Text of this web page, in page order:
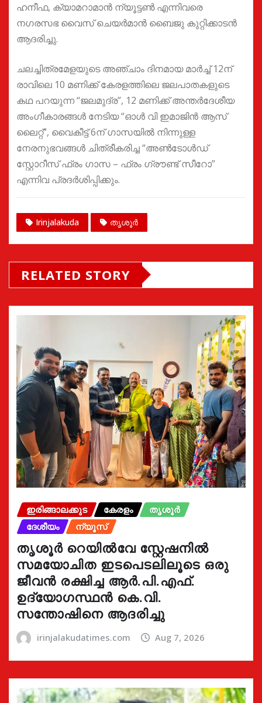
ഹനീഫ, ക്യാമറാമാൻ ന്യൂട്ടൺ എന്നിവരെ
നഗരസഭ വൈസ് ചെയർമാൻ ബൈജു കുറ്റിക്കാടൻ
ആദരിച്ചു.
ചലച്ചിത്രമേളയുടെ അഞ്ചാം ദിനമായ മാർച്ച് 12ന്
രാവിലെ 10 മണിക്ക് കേരളത്തിലെ ജലപാതകളുടെ
കഥ പറയുന്ന “ജലമുദ്ര”, 12 മണിക്ക് അന്തർദേശീയ
അംഗീകാരങ്ങൾ നേടിയ “ഓൾ വി ഇമാജിൻ ആസ്
ലൈറ്റ്”, വൈകീട്ട് 6ന് ഗാസയിൽ നിന്നുള്ള
നേരനുഭവങ്ങൾ ചിത്രീകരിച്ച “അൺടോൾഡ്
സ്റ്റോറീസ് ഫ്രം ഗാസ – ഫ്രം ഗ്രൗണ്ട് സീറോ”
എന്നിവ പ്രദർശിപ്പിക്കും.
Irinjalakuda തൃശൂർ
RELATED STORY
ഇരിങ്ങാലക്കുട കേരളം
തൃശൂർ
ദേശീയം
ന്യൂസ്
തൃശൂർ റെയിൽവേ സ്റ്റേഷനിൽ
സമയോചിത ഇടപെടലിലൂടെ ഒരു
ജീവൻ രക്ഷിച്ച ആർ.പി.എഫ്.
ഉദ്യോഗസ്ഥൻ കെ.വി.
സന്തോഷിനെ ആദരിച്ചു
irinjalakudatimes.com Aug 7, 2026